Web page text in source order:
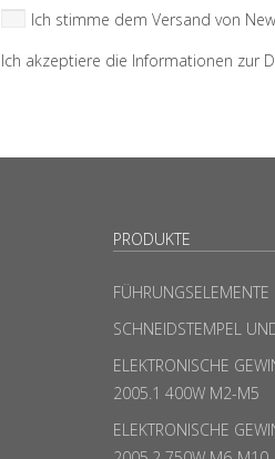
Ich stimme dem Versand von
Ich akzeptiere die Informationen zur
PRODUKTE
FÜHRUNGSELEMENTE
SCHNEIDSTEMPEL
ELEKTRONISCHE
2005.1 400W M2-M5
ELEKTRONISCHE